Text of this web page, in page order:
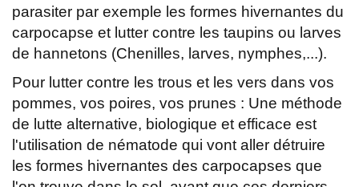
parasiter par exemple les formes hivernantes du
carpocapse et lutter contre les taupins ou larves
de hannetons (Chenilles, larves, nymphes,...).
Pour lutter contre les trous et les vers dans vos
pommes, vos poires, vos prunes : Une méthode
de lutte alternative, biologique et efficace est
l'utilisation de nématode qui vont aller détruire
les formes hivernantes des carpocapses que